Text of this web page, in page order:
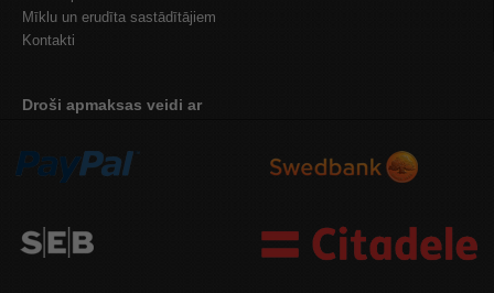
Mīklu un erudīta sastādītājiem
Kontakti
Droši apmaksas veidi ar